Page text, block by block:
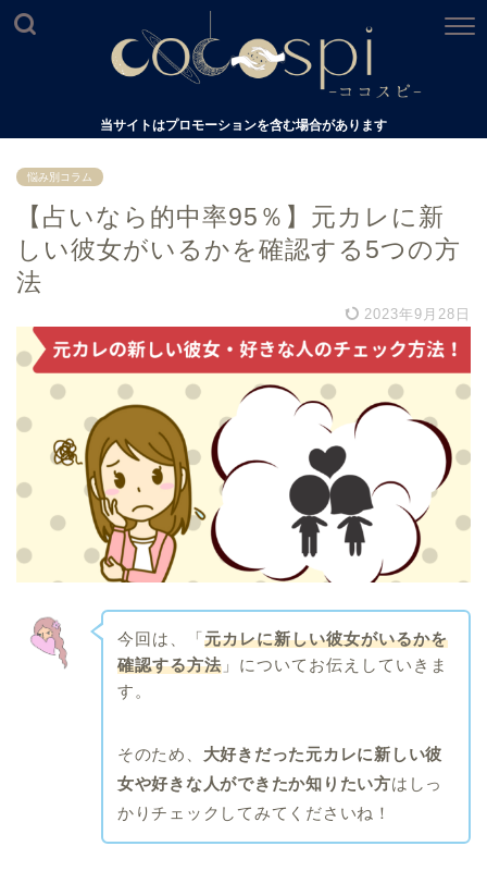
当サイトはプロモーションを含む場合があります
悩み別コラム
【占いなら的中率95％】元カレに新
しい彼女がいるかを確認する5つの方
法
2023年9月28日
今回は、「元カレに新しい彼女がいるかを
確認する方法」についてお伝えしていきま
す。
そのため、 大好きだった元カレに新しい彼
女や好きな人ができたか知りたい方はしっ
かりチェックしてみてくださいね！